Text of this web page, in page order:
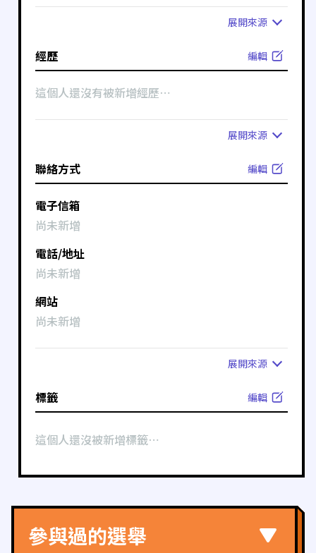
展開來源
經歷 編輯
這個人還沒有被新增經歷⋯
展開來源
聯絡方式 編輯
電子信箱
尚未新增
電話/地址
尚未新增
網站
尚未新增
展開來源
標籤 編輯
這個人還沒被新增標籤⋯
參與過的選舉